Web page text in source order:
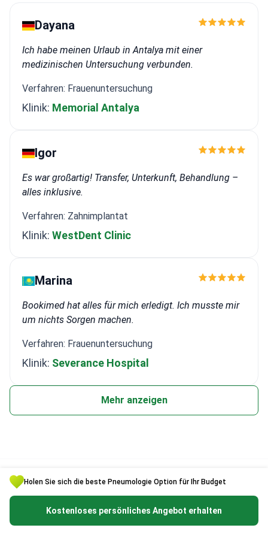
Holen Sie sich die beste Pneumologie Option für Ihr Budget
Kostenloses persönliches Angebot erhalten
anderen
und
meine
werde für
Dayana
Ich habe meinen Urlaub in Antalya mit einer
medizinischen Untersuchung verbunden.
Verfahren: Frauenuntersuchung
Klinik: Memorial Antalya
Igor
Es war großartig! Transfer, Unterkunft, Behandlung –
alles inklusive.
Verfahren: Zahnimplantat
Klinik: WestDent Clinic
Marina
Bookimed hat alles für mich erledigt. Ich musste mir
um nichts Sorgen machen.
Verfahren: Frauenuntersuchung
Klinik: Severance Hospital
Mehr anzeigen
Aktualisiert: 06/20/2026
Verfasst von